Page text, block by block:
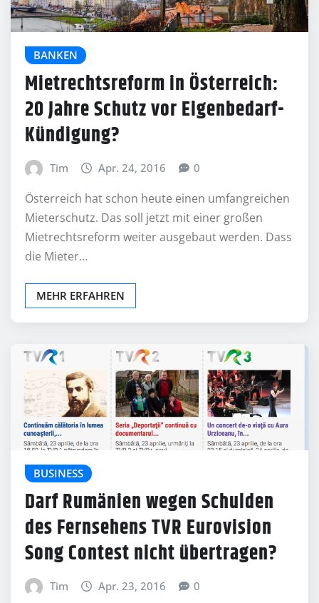
BANKEN
Mietrechtsreform in Österreich:
20 Jahre Schutz vor Eigenbedarf-
Kündigung?
Tim Apr. 24, 2016 0
Österreich hat schon heute einen umfangreichen
Mieterschutz. Das soll jetzt mit einer großen
Mietrechtsreform weiter ausgebaut werden. Dass
die Mieter…
MEHR ERFAHREN
BUSINESS
Darf Rumänien wegen Schulden
des Fernsehens TVR Eurovision
Song Contest nicht übertragen?
Tim Apr. 23, 2016 0